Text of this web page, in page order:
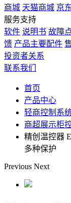
商城 天猫商城 京
服务支持
软件 说明书 故障
馈 产品主要配件
投资者关系
联系我们
首页
产品中心
轻商控制系
商超展示柜
精创温控器
多种保护
Previous Next